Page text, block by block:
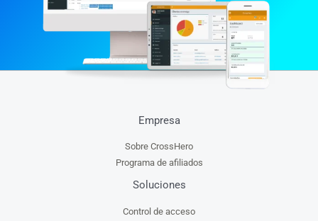
Empresa
Sobre CrossHero
Programa de afiliados
Soluciones
Control de acceso